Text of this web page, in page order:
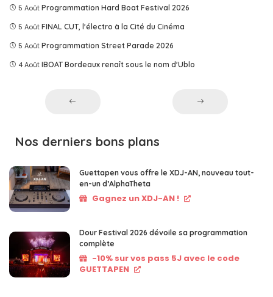
5 Août Programmation Hard Boat Festival 2026
5 Août FINAL CUT, l'électro à la Cité du Cinéma
5 Août Programmation Street Parade 2026
4 Août IBOAT Bordeaux renaît sous le nom d'Ublo
Nos derniers bons plans
Guettapen vous offre le XDJ-AN, nouveau tout-
en-un d’AlphaTheta
Gagnez un XDJ-AN !
Dour Festival 2026 dévoile sa programmation
complète
-10% sur vos pass 5J avec le code
GUETTAPEN